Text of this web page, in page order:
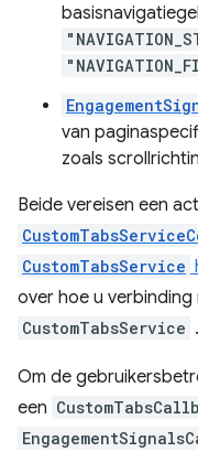
van
zoals
Beide vereisen een
CustomTabsService
over hoe u verbinding
CustomTabsService .
Om de
een